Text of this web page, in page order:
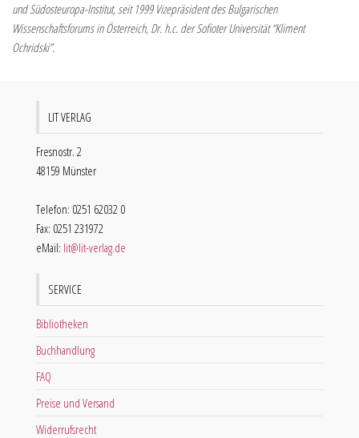
und Südosteuropa-Institut, seit 1999 Vizepräsident des Bulgarischen
Wissenschaftsforums in Österreich, Dr. h.c. der Sofioter Universität “Kliment
Ochridski”.
LIT VERLAG
Fresnostr. 2
48159 Münster
Telefon: 0251 62032 0
Fax: 0251 231972
eMail: lit@lit-verlag.de
SERVICE
Bibliotheken
Buchhandlung
FAQ
Preise und Versand
Widerrufsrecht